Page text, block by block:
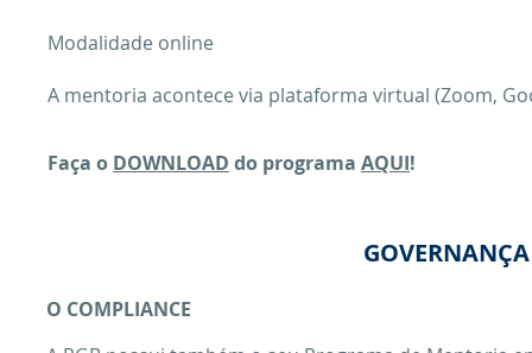
Modalidade online
A mentoria acontece via plataforma virtual (Zoom,
Faça o DOWNLOAD do programa AQUI!
O COMPLIANCE